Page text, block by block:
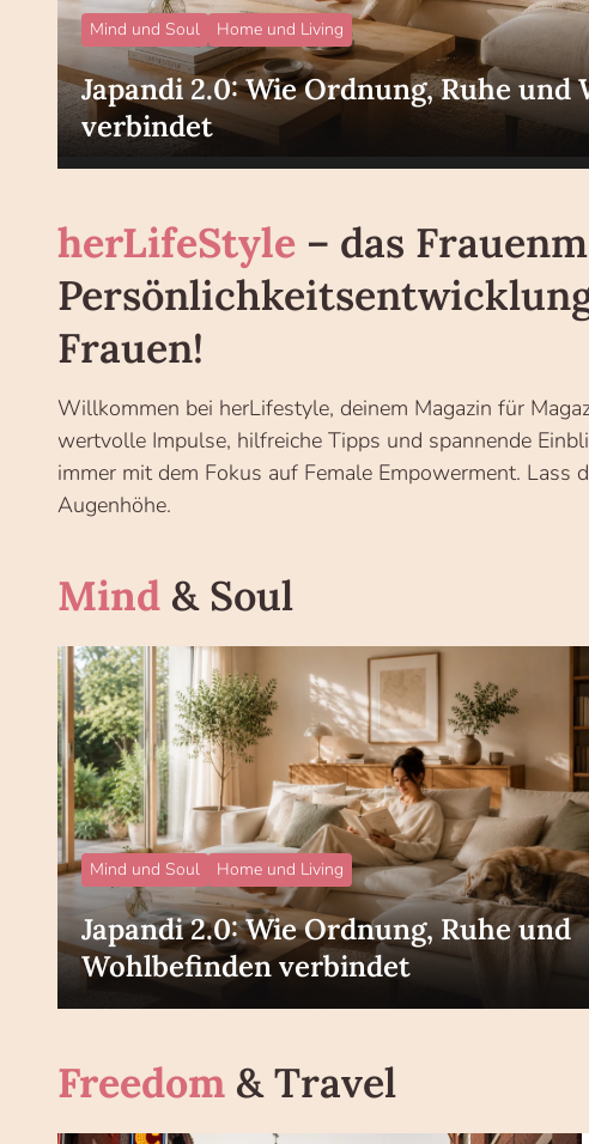
Mind und Soul Home und Living
Japandi 2.0: Wie Ordnung, Ruhe und
verbindet
herLifeStyle – das
Frauen!
Willkommen bei herLifestyle, deinem Magazin für
wertvolle Impulse, hilfreiche Tipps und spannende
immer mit dem Fokus auf Female Empowerment.
Augenhöhe.
Mind & Soul
Mind und Soul Home und Living
Japandi 2.0: Wie Ordnung, Ruhe und
Wohlbefinden verbindet
Freedom & Travel